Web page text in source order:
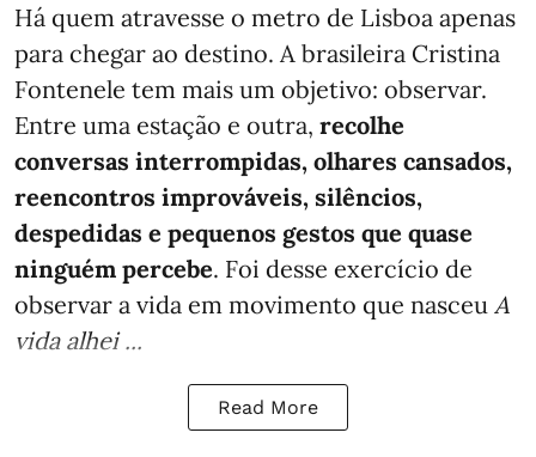
Há quem atravesse o metro de Lisboa apenas
para chegar ao destino. A brasileira Cristina
Fontenele tem mais um objetivo: observar.
Entre uma estação e outra, recolhe
conversas interrompidas, olhares cansados,
reencontros improváveis, silêncios,
despedidas e pequenos gestos que quase
ninguém percebe. Foi desse exercício de
observar a vida em movimento que nasceu A
vida alhei ...
Read More